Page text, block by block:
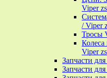
Viper
/ Viper
Тросы
Viper
Запчасти
Запчасти